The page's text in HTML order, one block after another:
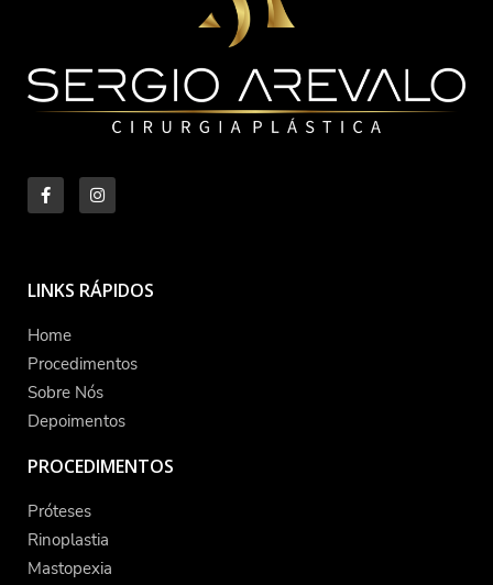
LINKS RÁPIDOS
Home
Procedimentos
Sobre Nós
Depoimentos
PROCEDIMENTOS
Próteses
Rinoplastia
Mastopexia